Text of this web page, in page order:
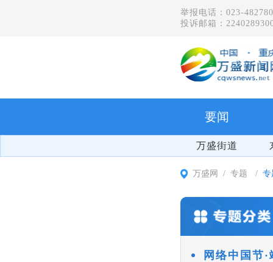
举报电话：023-
投诉邮箱：
要闻
万盛街道
万盛网 专题 专
网络中国节·